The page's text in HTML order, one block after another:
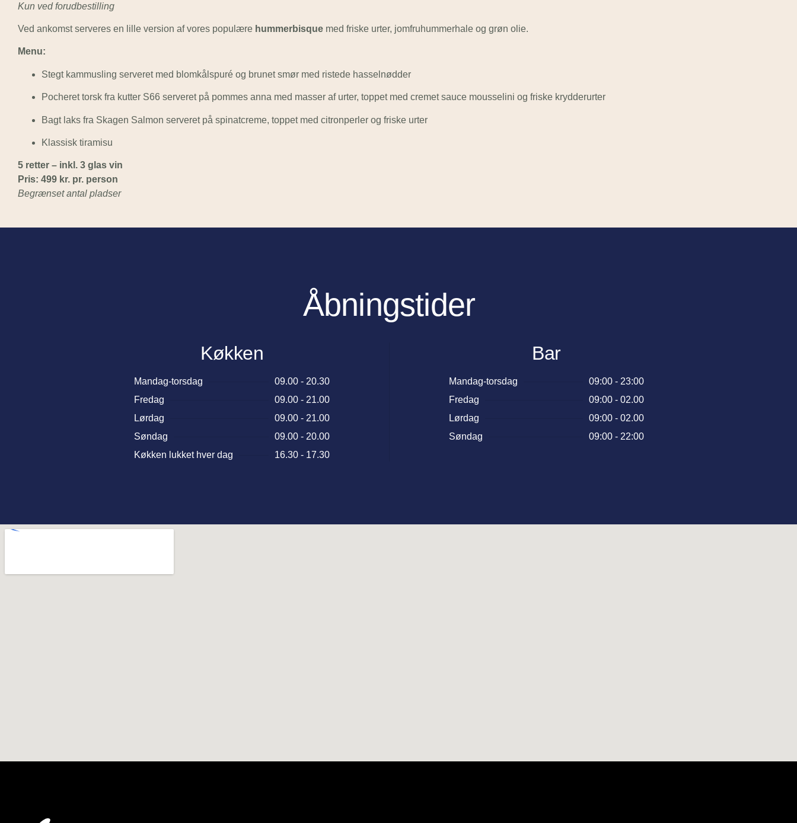
Kun ved forudbestilling
Ved ankomst serveres en lille version af vores populære hummerbisque med friske urter, jomfruhummerhale og grøn olie.
Menu:
Stegt kammusling serveret med blomkålspuré og brunet smør med ristede hasselnødder
Pocheret torsk fra kutter S66 serveret på pommes anna med masser af urter, toppet med cremet sauce mousselini og friske krydderurter
Bagt laks fra Skagen Salmon serveret på spinatcreme, toppet med citronperler og friske urter
Klassisk tiramisu
5 retter – inkl. 3 glas vin
Pris: 499 kr. pr. person
Begrænset antal pladser
Åbningstider
Køkken
Mandag-torsdag
09.00 - 20.30
Fredag
09.00 - 21.00
Lørdag
09.00 - 21.00
Søndag
09.00 - 20.00
Køkken lukket hver dag
16.30 - 17.30
Bar
Mandag-torsdag
09:00 - 23:00
Fredag
09:00 - 02.00
Lørdag
09:00 - 02.00
Søndag
09:00 - 22:00